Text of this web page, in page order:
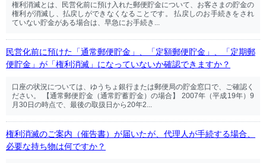
権利消滅とは、民営化前に預け入れた郵便貯金について、お客さまの貯金の
権利が消滅し、払戻しができなくなることです。 払戻しのお手続きをされ
ていない貯金がある場合は、早急にお手続き...
民営化前に預けた「通常郵便貯金」、「定額郵便貯金」、「定期郵
便貯金」が「権利消滅」になっていないか確認できますか？
口座の状況については、ゆうちょ銀行または郵便局の貯金窓口で、ご確認く
ださい。 【通常郵便貯金（通常貯蓄貯金）の場合】 2007年（平成19年）9
月30日の時点で、最後の取扱日から20年2...
権利消滅のご案内（催告書）が届いたが、代理人が手続する場合、
必要な持ち物は何ですか？